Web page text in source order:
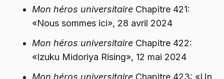
Mon héros universitaire Chapitre 421:
«Nous sommes ici», 28 avril 2024
Mon héros universitaire Chapitre 422:
«Izuku Midoriya Rising», 12 mai 2024